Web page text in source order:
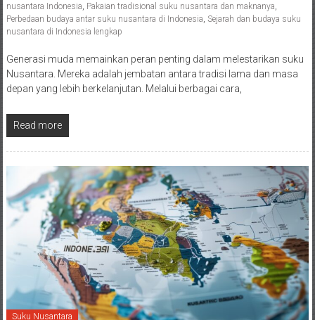
nusantara Indonesia, Pakaian tradisional suku nusantara dan maknanya,
Perbedaan budaya antar suku nusantara di Indonesia, Sejarah dan budaya suku
nusantara di Indonesia lengkap
Generasi muda memainkan peran penting dalam melestarikan suku
Nusantara. Mereka adalah jembatan antara tradisi lama dan masa
depan yang lebih berkelanjutan. Melalui berbagai cara,
Read more
Suku Nusantara